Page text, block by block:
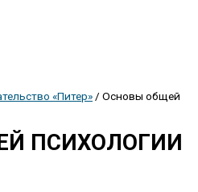
«Питер» / Основы общей
ПСИХОЛОГИИ